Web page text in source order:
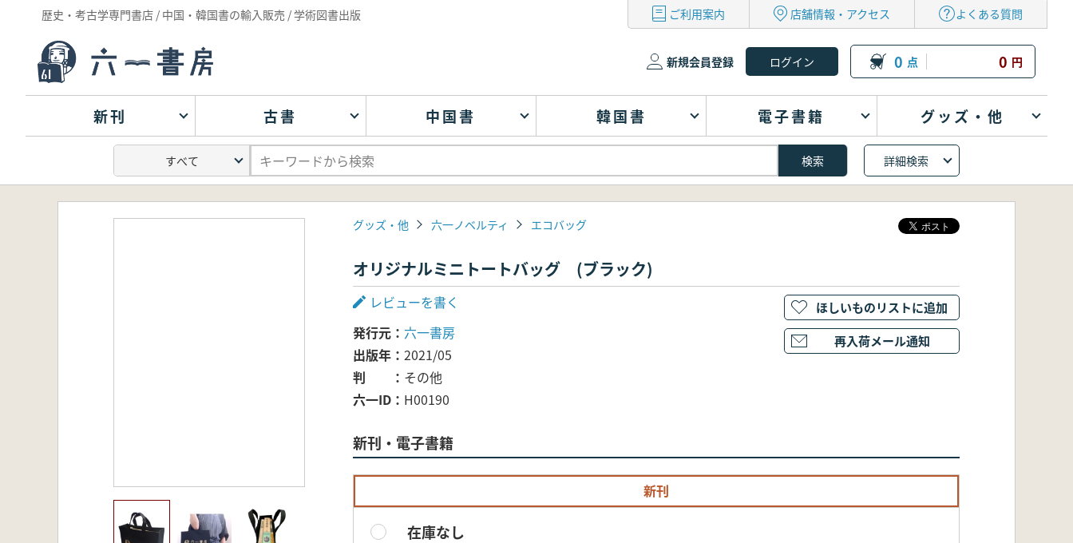
歴史・考古学専門書店 / 中国・韓国書の輸入販売 / 学術図書出版 ご利用案内 店舗情報・アクセス よくある質問
新規会員登録 0 点 0 円
新刊 古書 中国書 韓国書 電子書籍 グッズ・他
詳細検索
グッズ・他 六一ノベルティ エコバッグ
オリジナルミニトートバッグ (ブラック)
レビューを書く
発行元
六一書房
出版年
2021/05
判
その他
六一ID
H00190
新刊・電子書籍
新刊
在庫なし
ほしいものリストに追加
再入荷メール通知